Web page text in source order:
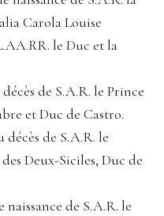
Carola Louise
le Duc et la
de S.A.R. le Prince
et Duc de Castro.
de S.A.R. le
Deux-Siciles, Duc de
de S.A.R. le